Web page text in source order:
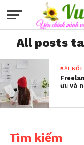
All posts
BÀI NỔI
ưu và
Tìm kiếm